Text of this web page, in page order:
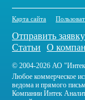
Карта сайта
Отправить заявку
Статьи
О
© 2004-2026 АО
Любое коммерческое
ведома и прямого
Компании Интек